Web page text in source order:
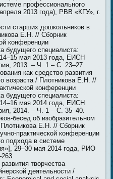
профессионального
2013 года), РВВ «КГУ», г.
старших дошкольников в
Е.Н. // Сборник
конференции
будущего специалиста:
мая 2013 года, ЕИСН
2013. – Ч. 1 – С. 23–27.
как средство развития
возраста / Плотникова Е.Н. //
конференции
будущего специалиста:
мая 2014 года, ЕИСН
2014. – Ч. 1 – С. 35–40.
бесед об изобразительном
Е.Н. // Сборник
практической конференции
подхода в системе
29–30 мая 2014 года, РИО
творчества
деятельности /